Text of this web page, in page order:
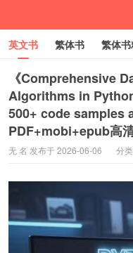
英文书 繁体书 繁体
小语种 绝版书 彩虹
《Comprehensive
Algorithms in
500+ code samples
PDF+mobi+epub高
无 名 发布于 2026-06-06 分类